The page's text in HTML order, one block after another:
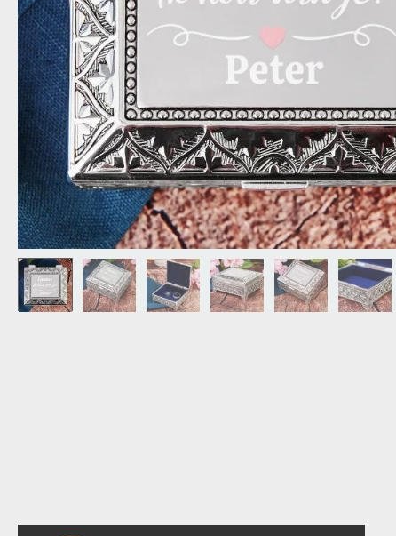
CADEAU VOOR SCHOONOUDERS